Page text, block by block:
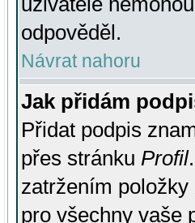
odpověděl.
Návrat nahoru
Jak přidám
Přidat podpis
přes stránku Profil
zatržením položky
pro všechny vaše